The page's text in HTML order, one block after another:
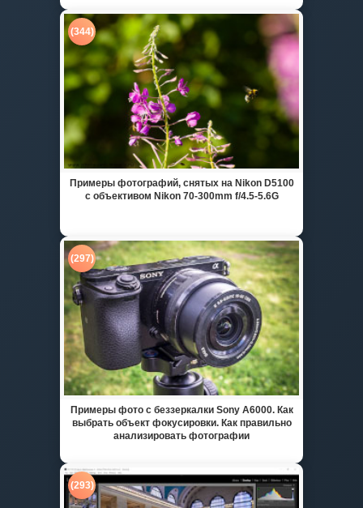
(344)
Примеры фотографий, снятых на Nikon D5100
с объективом Nikon 70-300mm f/4.5-5.6G
(297)
Примеры фото с беззеркалки Sony A6000. Как
выбрать объект фокусировки. Как правильно
анализировать фотографии
(293)